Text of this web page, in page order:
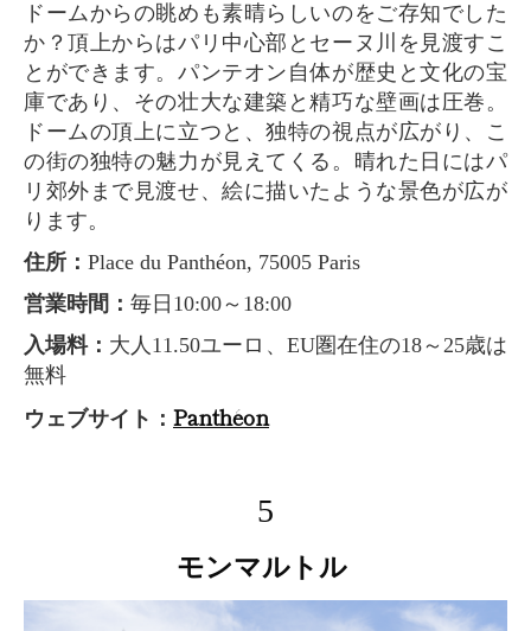
ドームからの眺めも素晴らしいのをご存知でした
か？頂上からはパリ中心部とセーヌ川を見渡すこ
とができます。パンテオン自体が歴史と文化の宝
庫であり、その壮大な建築と精巧な壁画は圧巻。
ドームの頂上に立つと、独特の視点が広がり、こ
の街の独特の魅力が見えてくる。晴れた日にはパ
リ郊外まで見渡せ、絵に描いたような景色が広が
ります。
住所： Place du Panthéon, 75005 Paris
営業時間： 毎日10:00～18:00
入場料： 大人11.50ユーロ、EU圏在住の18～25歳は
無料
ウェブサイト： Panthéon
5
モンマルトル